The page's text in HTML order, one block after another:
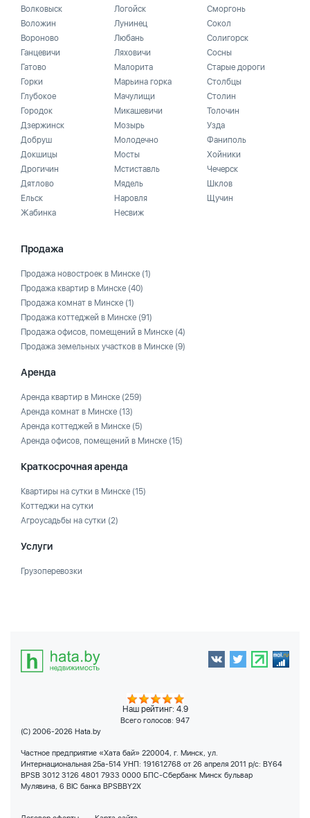
Волковыск
Воложин
Вороново
Ганцевичи
Гатово
Горки
Глубокое
Городок
Дзержинск
Добруш
Докшицы
Дрогичин
Дятлово
Ельск
Жабинка
Логойск
Лунинец
Любань
Ляховичи
Малорита
Марьина горка
Мачулищи
Микашевичи
Мозырь
Молодечно
Мосты
Мстиставль
Мядель
Наровля
Несвиж
Сморгонь
Сокол
Солигорск
Сосны
Старые дороги
Столбцы
Столин
Толочин
Узда
Фаниполь
Хойники
Чечерск
Шклов
Щучин
Продажа
Продажа новостроек в Минске (1)
Продажа квартир в Минске (40)
Продажа комнат в Минске (1)
Продажа коттеджей в Минске (91)
Продажа офисов, помещений в Минске (4)
Продажа земельных участков в Минске (9)
Аренда
Аренда квартир в Минске (259)
Аренда комнат в Минске (13)
Аренда коттеджей в Минске (5)
Аренда офисов, помещений в Минске (15)
Краткосрочная аренда
Квартиры на сутки в Минске (15)
Коттеджи на сутки
Агроусадьбы на сутки (2)
Услуги
Грузоперевозки
Наш рейтинг: 4.9
Всего голосов: 947
(C) 2006-2026 Hata.by
Частное предприятие «Хата бай» 220004, г. Минск, ул.
Интернациональная 25а-514 УНП: 191612768 от 26 апреля 2011 р/с: BY64
BPSB 3012 3126 4801 7933 0000 БПС-Сбербанк Минск бульвар
Мулявина, 6 BIC банка BPSBBY2X